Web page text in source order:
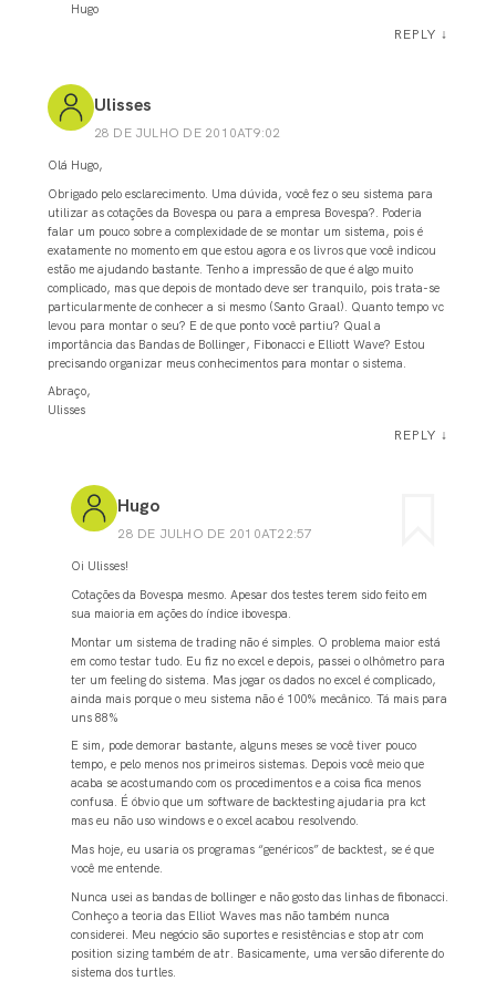
Hugo
REPLY ↓
Ulisses
28 DE JULHO DE 2010AT9:02
Olá Hugo,
Obrigado pelo esclarecimento. Uma dúvida, você fez o seu sistema para
utilizar as cotações da Bovespa ou para a empresa Bovespa?. Poderia
falar um pouco sobre a complexidade de se montar um sistema, pois é
exatamente no momento em que estou agora e os livros que você indicou
estão me ajudando bastante. Tenho a impressão de que é algo muito
complicado, mas que depois de montado deve ser tranquilo, pois trata-se
particularmente de conhecer a si mesmo (Santo Graal). Quanto tempo vc
levou para montar o seu? E de que ponto você partiu? Qual a
importância das Bandas de Bollinger, Fibonacci e Elliott Wave? Estou
precisando organizar meus conhecimentos para montar o sistema.
Abraço,
Ulisses
REPLY ↓
Hugo
28 DE JULHO DE 2010AT22:57
Oi Ulisses!
Cotações da Bovespa mesmo. Apesar dos testes terem sido feito em
sua maioria em ações do índice ibovespa.
Montar um sistema de trading não é simples. O problema maior está
em como testar tudo. Eu fiz no excel e depois, passei o olhômetro para
ter um feeling do sistema. Mas jogar os dados no excel é complicado,
ainda mais porque o meu sistema não é 100% mecânico. Tá mais para
uns 88%
E sim, pode demorar bastante, alguns meses se você tiver pouco
tempo, e pelo menos nos primeiros sistemas. Depois você meio que
acaba se acostumando com os procedimentos e a coisa fica menos
confusa. É óbvio que um software de backtesting ajudaria pra kct
mas eu não uso windows e o excel acabou resolvendo.
Mas hoje, eu usaria os programas “genéricos” de backtest, se é que
você me entende.
Nunca usei as bandas de bollinger e não gosto das linhas de fibonacci.
Conheço a teoria das Elliot Waves mas não também nunca
considerei. Meu negócio são suportes e resistências e stop atr com
position sizing também de atr. Basicamente, uma versão diferente do
sistema dos turtles.